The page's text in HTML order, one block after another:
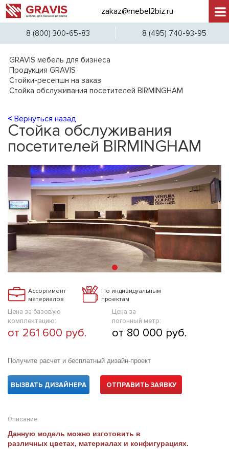
+7
zakaz@mebel2biz.ru
8 (800) 300-65-83 8 (495) 740-93-95
GRAVIS мебель для бизнеса
Продукция GRAVIS
Стойки-ресепшн на заказ
Стойка обслуживания посетителей BIRMINGHAM
< Вернуться назад
Стойка обслуживания
посетителей BIRMINGHAM
Ассортимент
материалов
По индивидуальным
проектам
Цена за базовую
комплектацию:
от 261 600 руб.
Цена за
погонный метр:
от 80 000 руб.
Получите расчет и бесплатный дизайн-проект
ВЫЗВАТЬ ДИЗАЙНЕРА ОТПРАВИТЬ ЗАЯВКУ
Описание:
Данную модель можно изготовить в
различных цветах, материалах и конфигурациях.